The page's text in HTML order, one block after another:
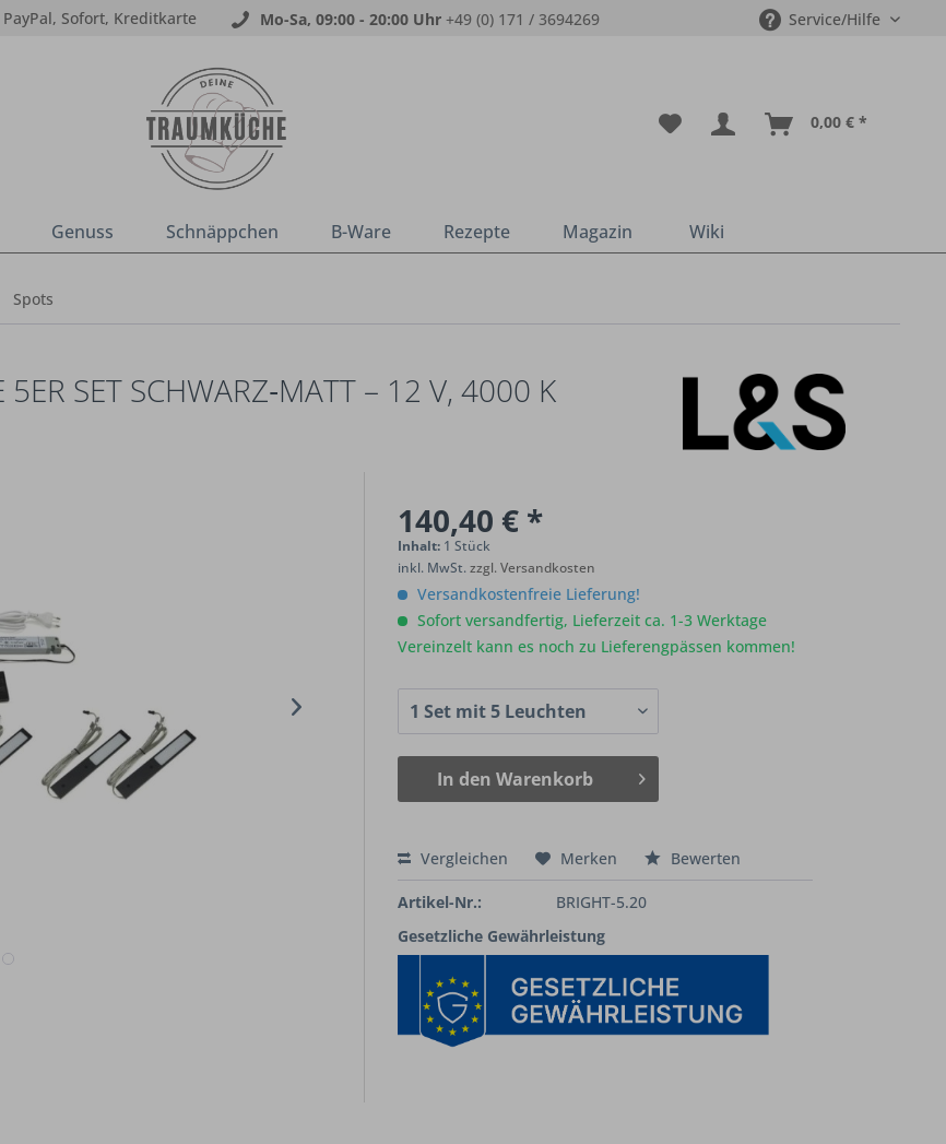
Sofort, Kreditkarte Mo-Sa, 09:00 - 20:00 Uhr +49 (0) 171 / 3694269 Service/Hilfe
0,00 € *
Genuss Schnäppchen B-Ware Rezepte Magazin Wiki
Spots
SET SCHWARZ‑MATT – 12 V, 4000 K
140,40 € *
Inhalt: 1 Stück
inkl. MwSt.zzgl. Versandkosten
Versandkostenfreie Lieferung!
Sofort versandfertig, Lieferzeit ca. 1-3 Werktage
Vereinzelt kann es noch zu Lieferengpässen kommen!
In den Warenkorb
Vergleichen Merken Bewerten
Artikel-Nr.:
BRIGHT-5.20
Gesetzliche Gewährleistung